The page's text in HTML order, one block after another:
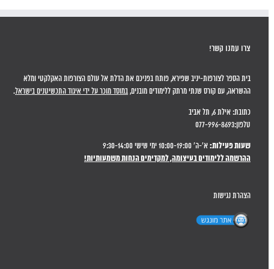
צרו עמנו קשר!
בית הספר לצורפות-יניב שפירא, פותח בפניכם את הדלת אל עולם הצורפות האקלקטי ומלא
ההשראה, עם קורס שנתי מרתק ללימודים מובנים, במוסד מוכר על ידי איגוד התכשיטנים בישראל.
כתובת: אילת 6, תל אביב
טלפון:077-996-8693
שעות פעילות: א'-ה' 10:00-19:00 ימי שישי 9:30-14:00
ההרשמה ללימודים בעיצומה, למקדימים הנחות משמעותיות!
הצהרת נגישות